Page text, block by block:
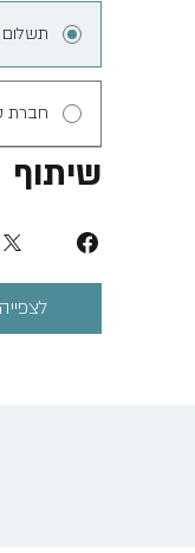
חברת
שיתוף
לצפייה